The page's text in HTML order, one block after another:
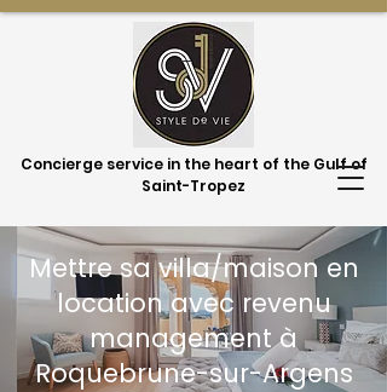
Concierge service in the heart of the Gulf of
Saint-Tropez
Mettre sa villa/maison en
location avec revenu
management à
Roquebrune-sur-Argens